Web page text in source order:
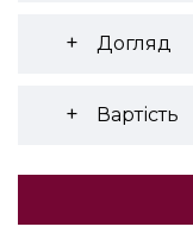
Догляд
Вартість